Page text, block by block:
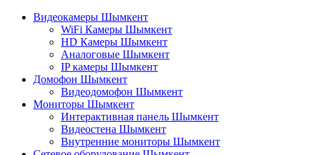
Видеокамеры Шымкент
WiFi Камеры Шымкент
HD Камеры Шымкент
Аналоговые Шымкент
IP камеры Шымкент
Домофон Шымкент
Видеодомофон Шымкент
Мониторы Шымкент
Интерактивная панель Шымкент
Видеостена Шымкент
Внутренние мониторы Шымкент